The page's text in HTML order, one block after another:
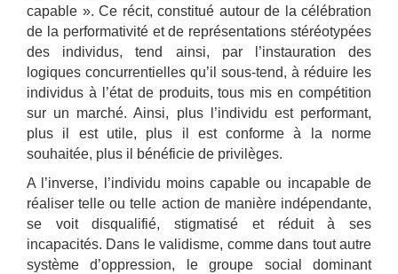
capable ». Ce récit, constitué autour de la célébration
de la performativité et de représentations stéréotypées
des individus, tend ainsi, par l’instauration des
logiques concurrentielles qu’il sous-tend, à réduire les
individus à l’état de produits, tous mis en compétition
sur un marché. Ainsi, plus l’individu est performant,
plus il est utile, plus il est conforme à la norme
souhaitée, plus il bénéficie de privilèges.
A l’inverse, l’individu moins capable ou incapable de
réaliser telle ou telle action de manière indépendante,
se voit disqualifié, stigmatisé et réduit à ses
incapacités. Dans le validisme, comme dans tout autre
système d’oppression, le groupe social dominant